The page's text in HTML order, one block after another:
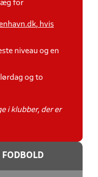
for
hvis
niveau og en
og to
i klubber, der er